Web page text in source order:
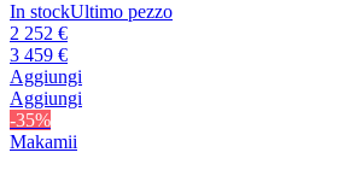
In stockUltimo pezzo
2 252 €
3 459 €
Aggiungi
Aggiungi
-35%
Makamii